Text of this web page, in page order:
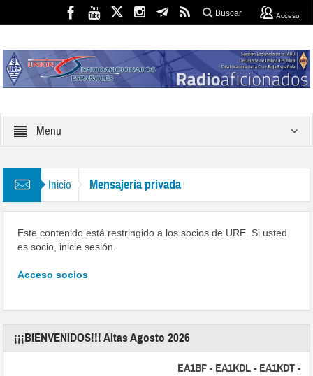
Buscar Acceso
Menu
Inicio Mensajería privada
Este contenido está restringido a los socios de URE. Si usted
es socio, inicie sesión.
Acceso socios
¡¡¡BIENVENIDOS!!! Altas Agosto 2026
EA1BF - EA1KDL - EA1KDT -